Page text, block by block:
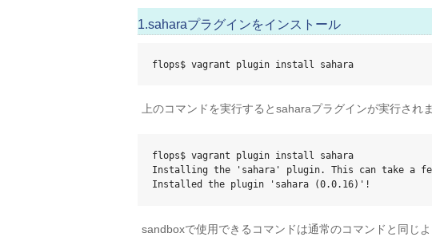
1.saharaプラグインをインストール
flops$ vagrant plugin install sahara
上のコマンドを実行するとsaharaプラグインが実行されま
flops$ vagrant plugin install sahara
Installing the 'sahara' plugin. This can take a
Installed the plugin 'sahara (0.0.16)'!
sandboxで使用できるコマンドは通常のコマンドと同じ